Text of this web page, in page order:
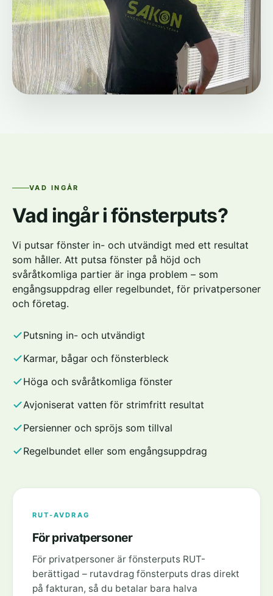
VAD INGÅR
Vad ingår i fönsterputs?
Vi putsar fönster in- och utvändigt med ett resultat
som håller. Att putsa fönster på höjd och
svåråtkomliga partier är inga problem – som
engångsuppdrag eller regelbundet, för privatpersoner
och företag.
Putsning in- och utvändigt
Karmar, bågar och fönsterbleck
Höga och svåråtkomliga fönster
Avjoniserat vatten för strimfritt resultat
Persienner och spröjs som tillval
Regelbundet eller som engångsuppdrag
RUT-AVDRAG
För privatpersoner
För privatpersoner är fönsterputs RUT-
berättigad – rutavdrag fönsterputs dras direkt
på fakturan, så du betalar bara halva